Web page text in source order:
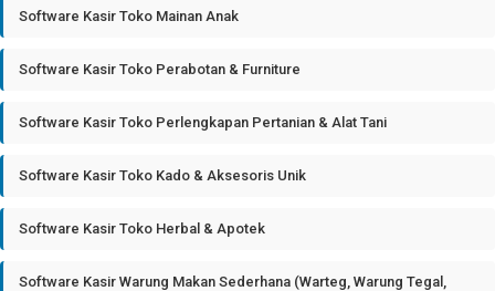
Software Kasir Toko Mainan Anak
Software Kasir Toko Perabotan & Furniture
Software Kasir Toko Perlengkapan Pertanian & Alat Tani
Software Kasir Toko Kado & Aksesoris Unik
Software Kasir Toko Herbal & Apotek
Software Kasir Warung Makan Sederhana (Warteg, Warung Tegal,